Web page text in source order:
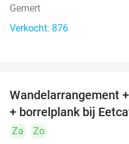
Gemert
Verkocht: 876
Wandelarrangement
+ borrelplank bij
Za
Zo